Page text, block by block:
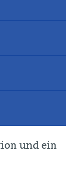
und ein